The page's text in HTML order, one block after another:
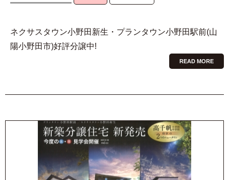
ネクサスタウン小野田新生・プランタウン小野田駅前(山
陽小野田市)好評分譲中!
READ MORE